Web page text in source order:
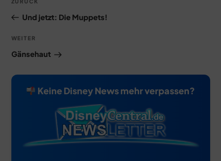
Vorheriger
Beitrag
Und jetzt: Die Muppets!
Nächster
Beitrag
WEITER
Gänsehaut
Keine Disney News mehr verpassen?